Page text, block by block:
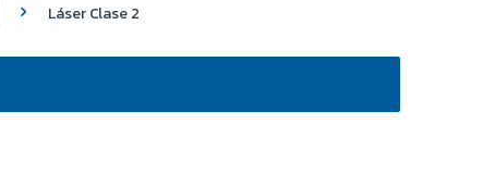
Láser Clase 2